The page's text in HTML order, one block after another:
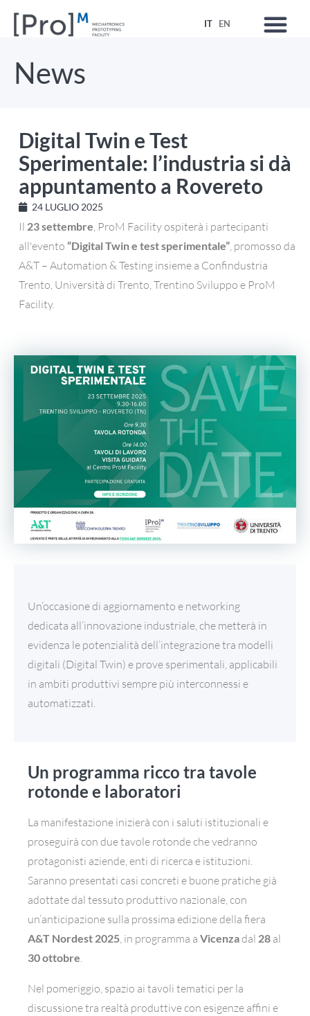
IT EN
News
Digital Twin e Test
Sperimentale: l’industria si dà
appuntamento a Rovereto
24 LUGLIO 2025
Il23 settembre, ProM Facility ospiterà i partecipanti
all'evento“Digital Twin e test sperimentale”, promosso da
A&T – Automation & Testing insieme a Confindustria
Trento, Università di Trento, Trentino Sviluppo e ProM
Facility.
Un’occasione di aggiornamento e networking
dedicata all’innovazione industriale, che metterà in
evidenza le potenzialità dell’integrazione tra modelli
digitali (Digital Twin) e prove sperimentali, applicabili
in ambiti produttivi sempre più interconnessi e
automatizzati.
Un programma ricco tra tavole
rotonde e laboratori
La manifestazione inizierà con i saluti istituzionali e
proseguirà con due tavole rotonde che vedranno
protagonisti aziende, enti di ricerca e istituzioni.
Saranno presentati casi concreti e buone pratiche già
adottate dal tessuto produttivo nazionale, con
un’anticipazione sulla prossima edizione della fiera
A&T Nordest 2025 , in programma a Vicenzadal 28 al
30 ottobre
Nel pomeriggio, spazio ai tavoli tematici per la
discussione tra realtà produttive con esigenze affini e